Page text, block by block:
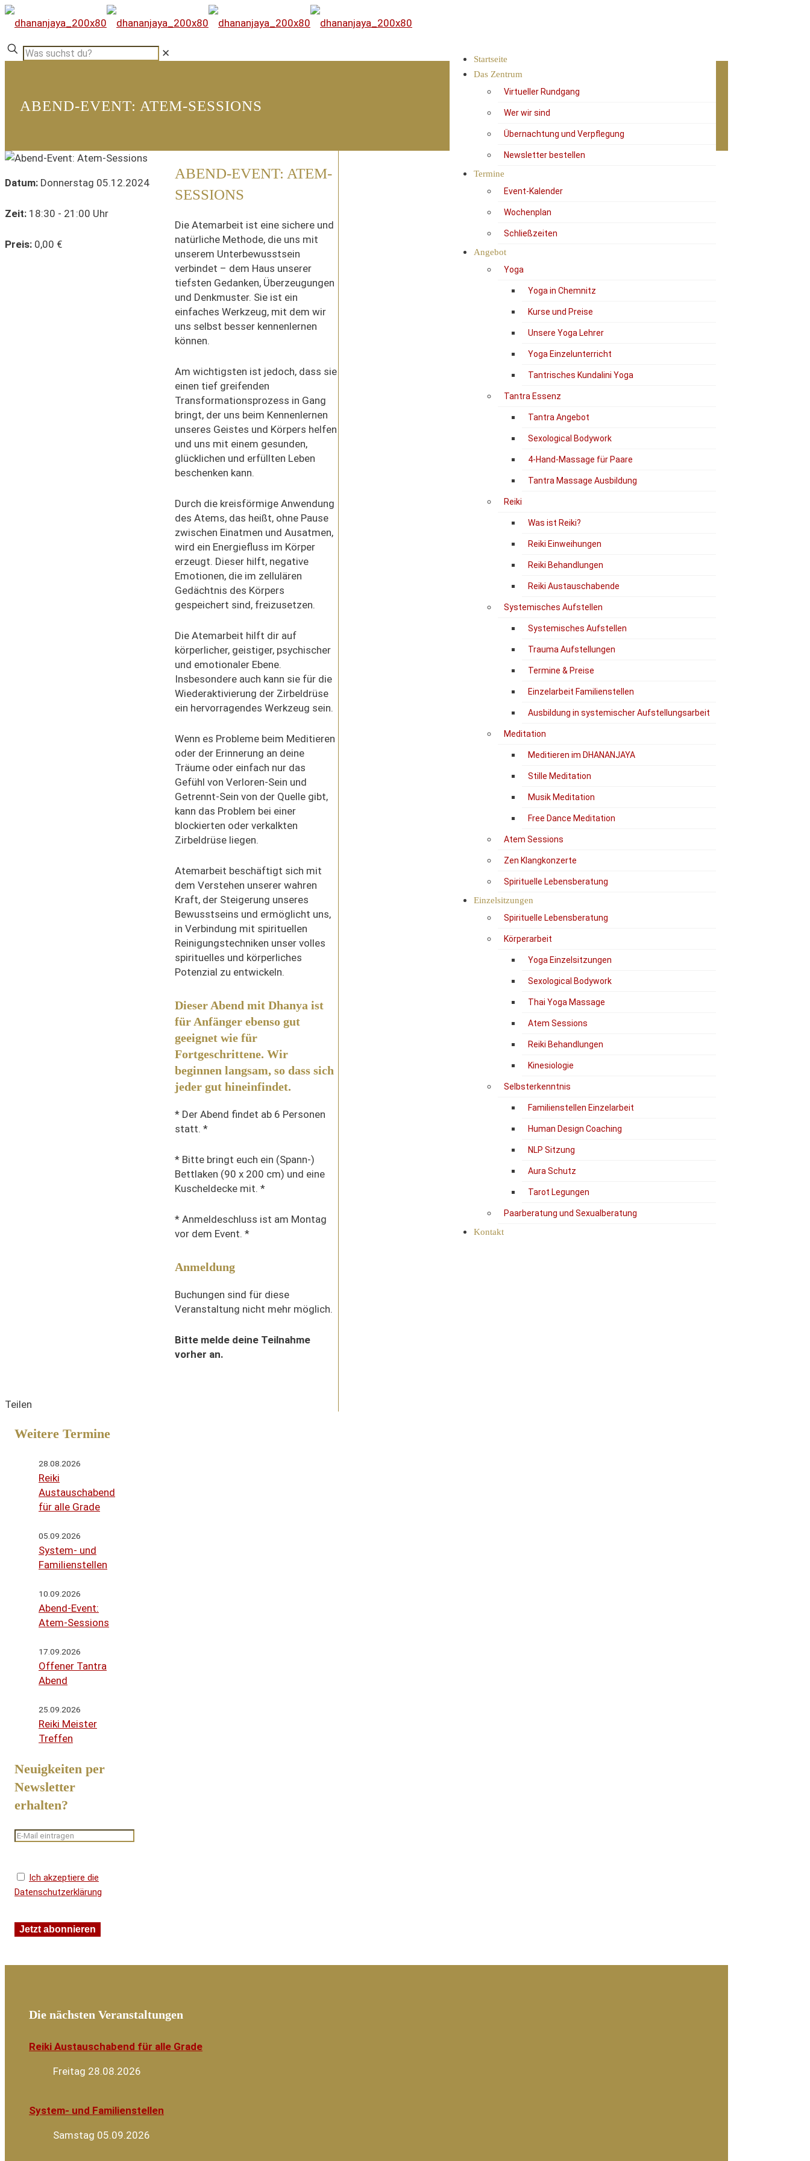
Startseite
Das Zentrum
Virtueller Rundgang
Wer wir sind
Übernachtung und Verpflegung
Newsletter bestellen
Termine
Event-Kalender
Wochenplan
Schließzeiten
Angebot
Yoga
Yoga in Chemnitz
Kurse und Preise
Unsere Yoga Lehrer
Yoga Einzelunterricht
Tantrisches Kundalini Yoga
Tantra Essenz
Tantra Angebot
Sexological Bodywork
4-Hand-Massage für Paare
Tantra Massage Ausbildung
Reiki
Was ist Reiki?
Reiki Einweihungen
Reiki Behandlungen
Reiki Austauschabende
Systemisches Aufstellen
Systemisches Aufstellen
Trauma Aufstellungen
Termine & Preise
Einzelarbeit Familienstellen
Ausbildung in systemischer Aufstellungsarbeit
Meditation
Meditieren im DHANANJAYA
Stille Meditation
Musik Meditation
Free Dance Meditation
Atem Sessions
Zen Klangkonzerte
Spirituelle Lebensberatung
Einzelsitzungen
Spirituelle Lebensberatung
Körperarbeit
Yoga Einzelsitzungen
Sexological Bodywork
Thai Yoga Massage
Atem Sessions
Reiki Behandlungen
Kinesiologie
Selbsterkenntnis
Familienstellen Einzelarbeit
Human Design Coaching
NLP Sitzung
Aura Schutz
Tarot Legungen
Paarberatung und Sexualberatung
Kontakt
✕
ABEND-EVENT: ATEM-SESSIONS
Datum: Donnerstag 05.12.2024
Zeit: 18:30 - 21:00 Uhr
Preis: 0,00 €
ABEND-EVENT: ATEM-
SESSIONS
Die Atemarbeit ist eine sichere und
natürliche Methode, die uns mit
unserem Unterbewusstsein
verbindet – dem Haus unserer
tiefsten Gedanken, Überzeugungen
und Denkmuster. Sie ist ein
einfaches Werkzeug, mit dem wir
uns selbst besser kennenlernen
können.
Am wichtigsten ist jedoch, dass sie
einen tief greifenden
Transformationsprozess in Gang
bringt, der uns beim Kennenlernen
unseres Geistes und Körpers helfen
und uns mit einem gesunden,
glücklichen und erfüllten Leben
beschenken kann.
Durch die kreisförmige Anwendung
des Atems, das heißt, ohne Pause
zwischen Einatmen und Ausatmen,
wird ein Energiefluss im Körper
erzeugt. Dieser hilft, negative
Emotionen, die im zellulären
Gedächtnis des Körpers
gespeichert sind, freizusetzen.
Die Atemarbeit hilft dir auf
körperlicher, geistiger, psychischer
und emotionaler Ebene.
Insbesondere auch kann sie für die
Wiederaktivierung der Zirbeldrüse
ein hervorragendes Werkzeug sein.
Wenn es Probleme beim Meditieren
oder der Erinnerung an deine
Träume oder einfach nur das
Gefühl von Verloren-Sein und
Getrennt-Sein von der Quelle gibt,
kann das Problem bei einer
blockierten oder verkalkten
Zirbeldrüse liegen.
Atemarbeit beschäftigt sich mit
dem Verstehen unserer wahren
Kraft, der Steigerung unseres
Bewusstseins und ermöglicht uns,
in Verbindung mit spirituellen
Reinigungstechniken unser volles
spirituelles und körperliches
Potenzial zu entwickeln.
Dieser Abend mit Dhanya ist
für Anfänger ebenso gut
geeignet wie für
Fortgeschrittene. Wir
beginnen langsam, so dass sich
jeder gut hineinfindet.
* Der Abend findet ab 6 Personen
statt. *
* Bitte bringt euch ein (Spann-)
Bettlaken (90 x 200 cm) und eine
Kuscheldecke mit. *
* Anmeldeschluss ist am Montag
vor dem Event. *
Anmeldung
Buchungen sind für diese
Veranstaltung nicht mehr möglich.
Bitte melde deine Teilnahme
vorher an.
Teilen
Weitere Termine
28.08.2026
Reiki
Austauschabend
für alle Grade
05.09.2026
System- und
Familienstellen
10.09.2026
Abend-Event:
Atem-Sessions
17.09.2026
Offener Tantra
Abend
25.09.2026
Reiki Meister
Treffen
Neuigkeiten per
Newsletter
erhalten?
Ich akzeptiere die
Datenschutzerklärung
Die nächsten Veranstaltungen
Reiki Austauschabend für alle Grade
Freitag 28.08.2026
System- und Familienstellen
Samstag 05.09.2026